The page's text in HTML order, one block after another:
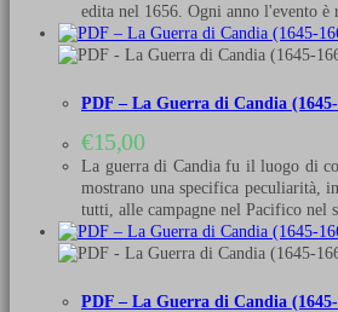
edita nel 1656. Ogni anno l'evento
PDF – La Guerra di Candia
€15,00
La guerra di Candia fu il luogo di
mostrano una specifica peculiarità,
tutti, alle campagne nel Pacifico
PDF – La Guerra di Candia